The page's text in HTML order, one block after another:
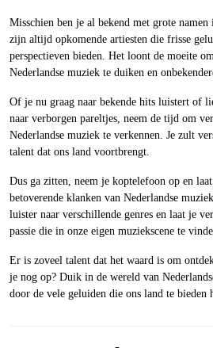
Misschien ben je al bekend met grote namen
zijn altijd opkomende artiesten die frisse
perspectieven bieden. Het loont de moeite
Nederlandse muziek te duiken en
Of je nu graag naar bekende hits luistert of
naar verborgen pareltjes, neem de tijd om
Nederlandse muziek te verkennen. Je zult
talent dat ons land voortbrengt.
Dus ga zitten, neem je koptelefoon op en
betoverende klanken van Nederlandse
luister naar verschillende genres en laat je
passie die in onze eigen muziekscene te
Er is zoveel talent dat het waard is om
je nog op? Duik in de wereld van
door de vele geluiden die ons land te bieden